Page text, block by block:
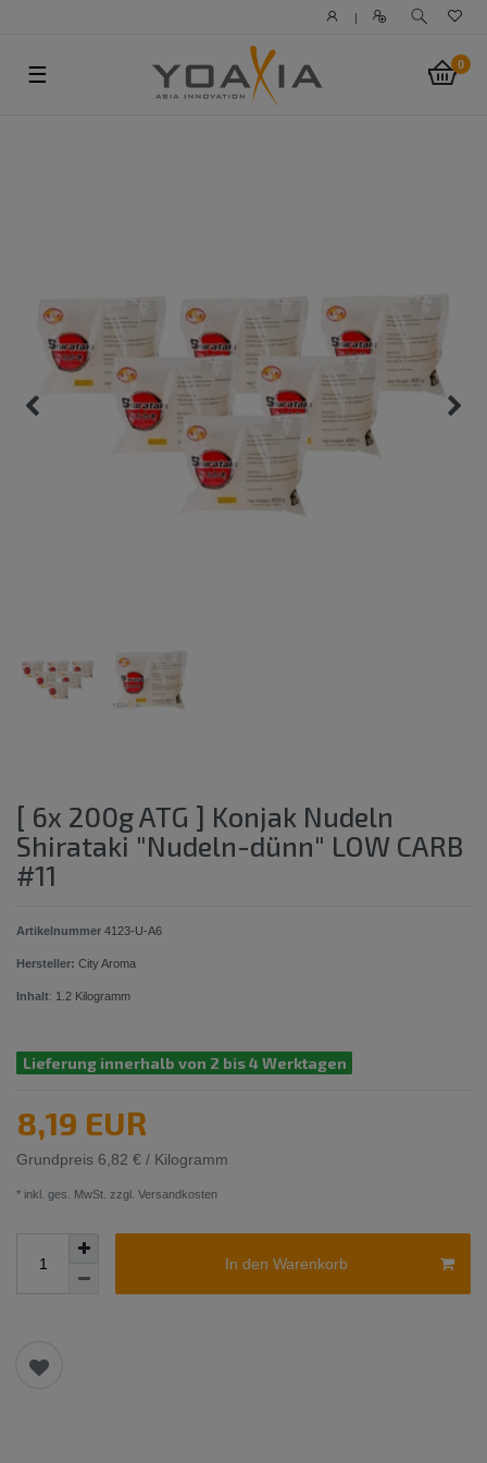
|
0
☰
[ 6x 200g ATG ] Konjak Nudeln
Shirataki "Nudeln-dünn" LOW CARB
#11
Artikelnummer 4123-U-A6
Hersteller: City Aroma
Inhalt: 1.2 Kilogramm
Lieferung innerhalb von 2 bis 4 Werktagen
8,19 EUR
Grundpreis 6,82 € / Kilogramm
* inkl. ges. MwSt. zzgl. Versandkosten
In den Warenkorb